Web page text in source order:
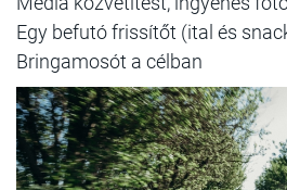
Egy befutó frissítőt (ital és
Bringamosót a célban